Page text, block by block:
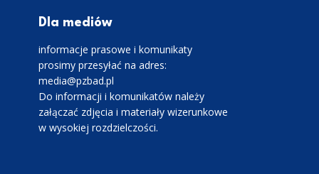
Dla mediów
informacje prasowe i komunikaty
prosimy przesyłać na adres:
media@pzbad.pl
Do informacji i komunikatów należy
załączać zdjęcia i materiały wizerunkowe
w wysokiej rozdzielczości.